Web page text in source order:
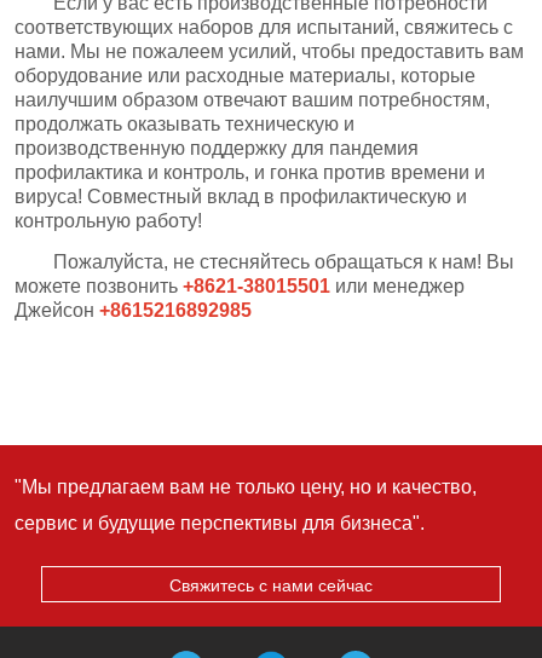
"Мы предлагаем вам не только цену, но и качество,
сервис и будущие перспективы для бизнеса".
Свяжитесь с нами сейчас